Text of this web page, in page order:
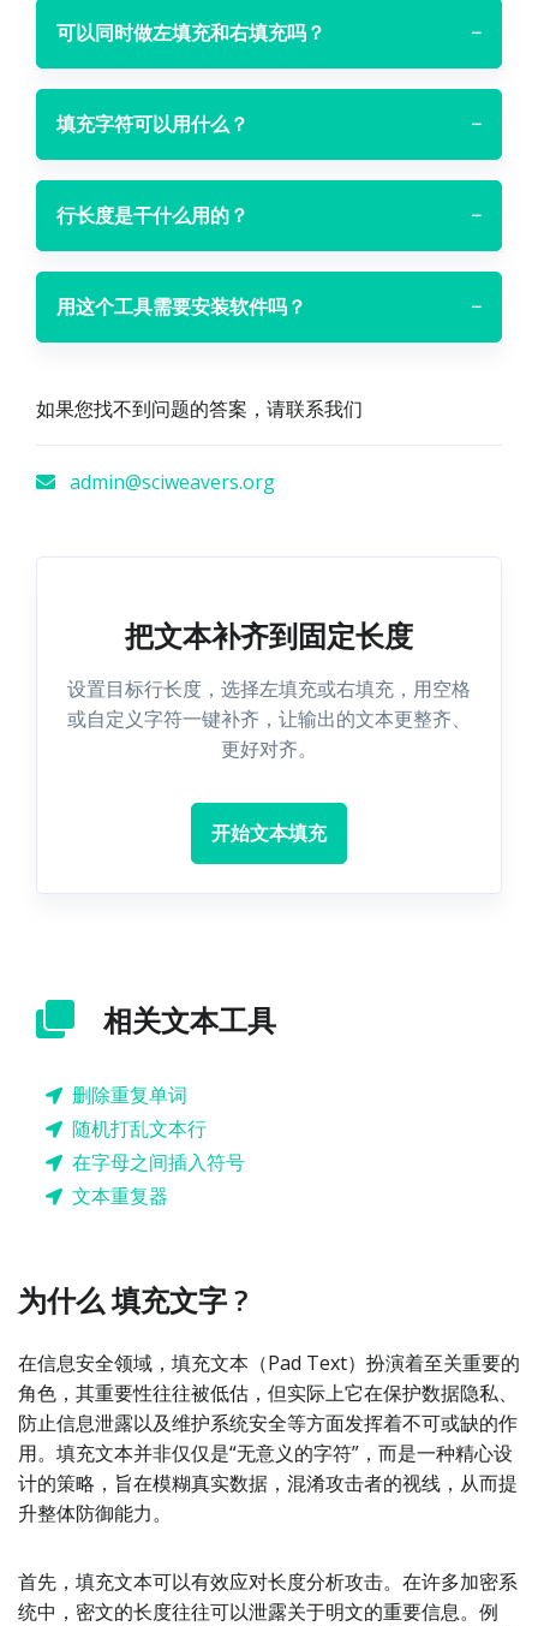
可以同时做左填充和右填充吗？ −
填充字符可以用什么？ −
行长度是干什么用的？ −
用这个工具需要安装软件吗？ −
如果您找不到问题的答案，请联系我们
admin@sciweavers.org
把文本补齐到固定长度
设置目标行长度，选择左填充或右填充，用空格
或自定义字符一键补齐，让输出的文本更整齐、
更好对齐。
开始文本填充
相关文本工具
删除重复单词
随机打乱文本行
在字母之间插入符号
文本重复器
为什么 填充文字 ?
在信息安全领域，填充文本（Pad Text）扮演着至关重要的
角色，其重要性往往被低估，但实际上它在保护数据隐私、
防止信息泄露以及维护系统安全等方面发挥着不可或缺的作
用。填充文本并非仅仅是“无意义的字符”，而是一种精心设
计的策略，旨在模糊真实数据，混淆攻击者的视线，从而提
升整体防御能力。
首先，填充文本可以有效应对长度分析攻击。在许多加密系
统中，密文的长度往往可以泄露关于明文的重要信息。例